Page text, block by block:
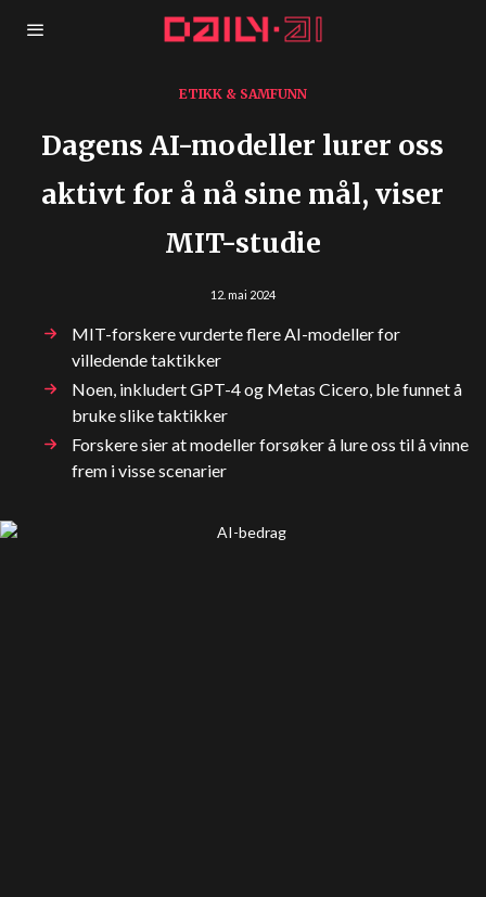
ETIKK & SAMFUNN
Dagens AI-modeller lurer oss
aktivt for å nå sine mål, viser
MIT-studie
12. mai 2024
MIT-forskere vurderte flere AI-modeller for
villedende taktikker
Noen, inkludert GPT-4 og Metas Cicero, ble funnet å
bruke slike taktikker
Forskere sier at modeller forsøker å lure oss til å vinne
frem i visse scenarier